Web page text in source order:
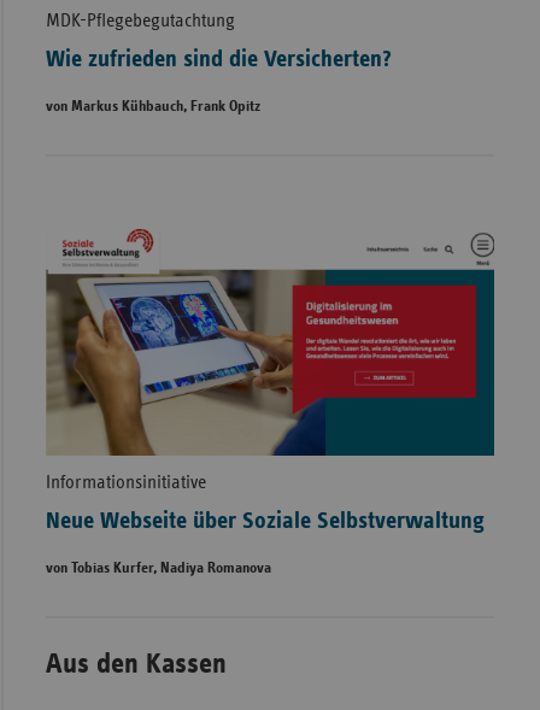
MDK-Pflegebegutachtung
Wie zufrieden sind die Versicherten?
von Markus Kühbauch, Frank Opitz
Informationsinitiative
Neue Webseite über Soziale Selbstverwaltung
von Tobias Kurfer, Nadiya Romanova
Aus den Kassen